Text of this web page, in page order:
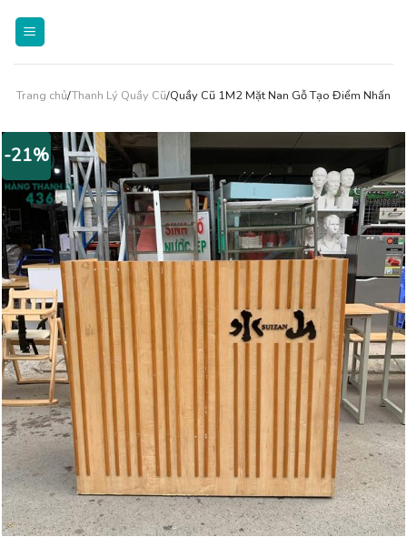
Trang chủ/Thanh Lý Quầy Cũ/Quầy Cũ 1M2 Mặt Nan Gỗ Tạo Điểm Nhấn
-21%